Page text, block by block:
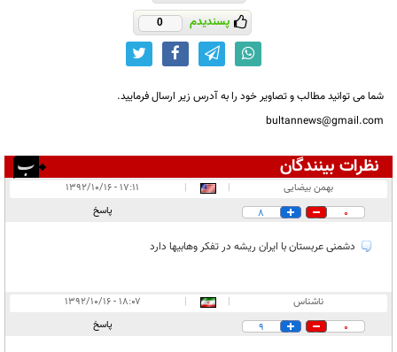
پسندیدم 0
شما می توانید مطالب و تصاویر خود را به آدرس زیر ارسال فرمایید.
bultannews@gmail.com
نظرات بینندگان
۴
در انتظار بررسی:۱
بهمن بیضایی |
|
۱۷:۱۱ - ۱۳۹۲/۱۰/۱۶
0
8 پاسخ
دشمنی عربستان با ایران ریشه در تفکر وهابیها دارد
ناشناس |
|
۱۸:۰۷ - ۱۳۹۲/۱۰/۱۶
0
9 پاسخ